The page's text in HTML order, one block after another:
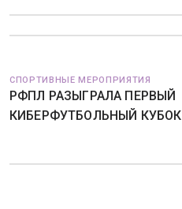
СПОРТИВНЫЕ МЕРОПРИЯТИЯ
РФПЛ РАЗЫГРАЛА ПЕРВЫЙ
КИБЕРФУТБОЛЬНЫЙ КУБОК